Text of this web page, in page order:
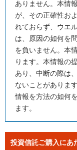
ありません。本情
が、その正確性お
れておらず、ウエ
は、原因の如何を
を負いません。本
ります。本情報の
あり、中断の際は
ないことがありま
情報を方法の如何
ます。
投資信託ご購入にあ